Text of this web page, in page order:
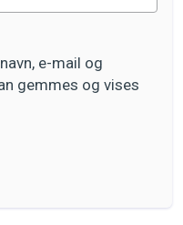
e-mail og
gemmes og vises